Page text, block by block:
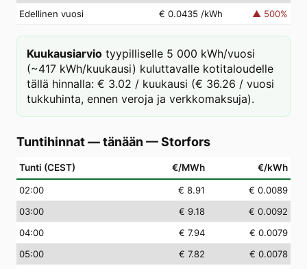
Edellinen vuosi
€ 0.0435 /kWh ▲ 500%
Kuukausiarvio tyypilliselle 5 000 kWh/vuosi
(~417 kWh/kuukausi) kuluttavalle kotitaloudelle
tällä hinnalla: € 3.02 / kuukausi (€ 36.26 / vuosi
tukkuhinta, ennen veroja ja verkkomaksuja).
Tuntihinnat — tänään —Storfors
Tunti (CEST) €/MWh €/kWh
02:00 € 8.91
€ 0.0089
03:00 € 9.18
€ 0.0092
04:00 € 7.94
€ 0.0079
05:00 € 7.82
€ 0.0078